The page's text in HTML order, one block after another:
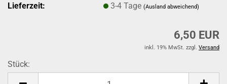
Lieferzeit:
3-4 Tage(Ausland abweichend)
6,50 EUR
inkl. 19% MwSt. zzgl. Versand
Stück: